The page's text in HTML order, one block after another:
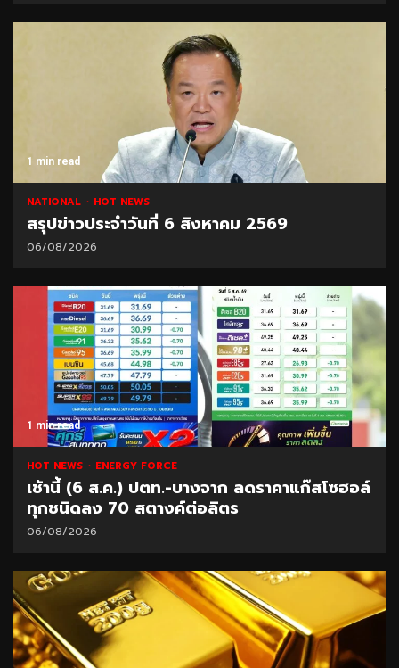
1 min read
NATIONAL HOT NEWS
สรุปข่าวประจำวันที่ 6 สิงหาคม 2569
06/08/2026
1 min read
HOT NEWS ENERGY FORCE
เช้านี้ (6 ส.ค.) ปตท.-บางจาก ลดราคาแก๊สโซฮอล์
ทุกชนิดลง 70 สตางค์ต่อลิตร
06/08/2026